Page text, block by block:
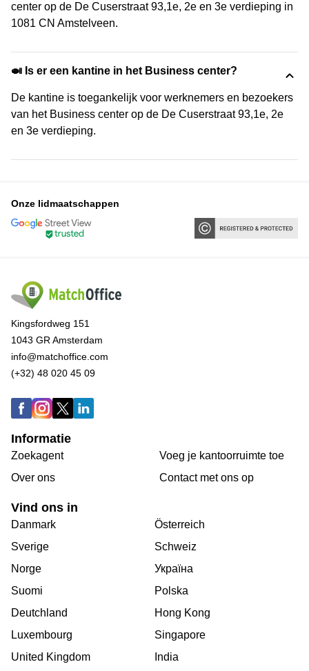
center op de De Cuserstraat 93,1e, 2e en 3e verdieping in
1081 CN Amstelveen.
🍛 Is er een kantine in het Business center?
De kantine is toegankelijk voor werknemers en bezoekers
van het Business center op de De Cuserstraat 93,1e, 2e
en 3e verdieping.
Onze lidmaatschappen
Kingsfordweg 151
1043 GR Amsterdam
info@matchoffice.com
(+32) 48 020 45 09
Informatie
Zoekagent
Over ons
Voeg je kantoorruimte toe
Сontact met ons op
Vind ons in
Danmark
Sverige
Norge
Suomi
Deutchland
Luxembourg
United Kingdom
Österreich
Schweiz
Україна
Polska
Hong Kong
Singapore
India